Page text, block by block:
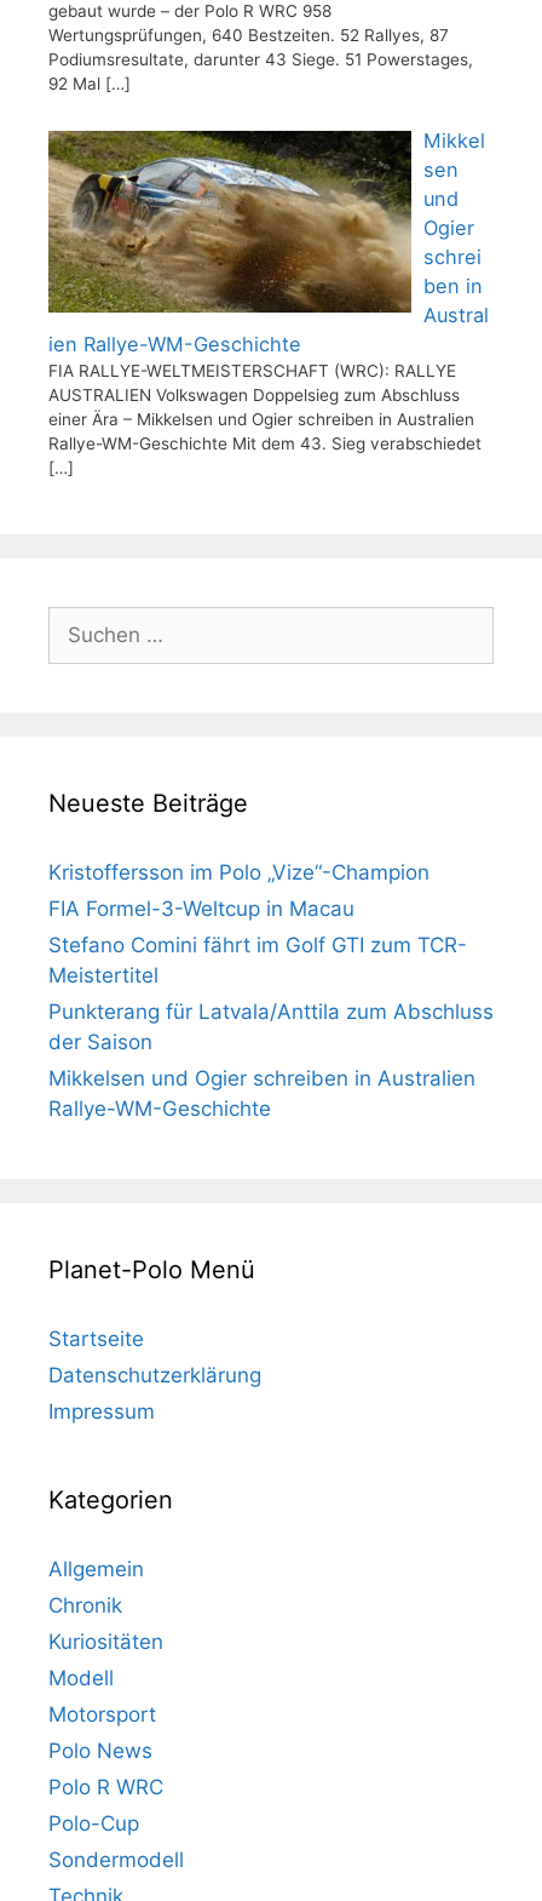
gebaut wurde – der Polo R WRC 958
Wertungsprüfungen, 640 Bestzeiten. 52 Rallyes, 87
Podiumsresultate, darunter 43 Siege. 51 Powerstages,
92 Mal […]
Mikkel
sen
und
Ogier
schrei
ben in
Austral
ien Rallye-WM-Geschichte
FIA RALLYE-WELTMEISTERSCHAFT (WRC): RALLYE
AUSTRALIEN Volkswagen Doppelsieg zum Abschluss
einer Ära – Mikkelsen und Ogier schreiben in Australien
Rallye-WM-Geschichte Mit dem 43. Sieg verabschiedet
[…]
Suchen
nach:
Neueste Beiträge
Kristoffersson im Polo „Vize“-Champion
FIA Formel-3-Weltcup in Macau
Stefano Comini fährt im Golf GTI zum TCR-
Meistertitel
Punkterang für Latvala/Anttila zum Abschluss
der Saison
Mikkelsen und Ogier schreiben in Australien
Rallye-WM-Geschichte
Planet-Polo Menü
Startseite
Datenschutzerklärung
Impressum
Kategorien
Allgemein
Chronik
Kuriositäten
Modell
Motorsport
Polo News
Polo R WRC
Polo-Cup
Sondermodell